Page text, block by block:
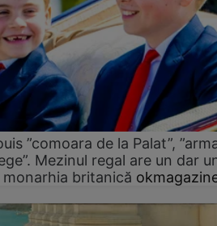
”comoara de la Palat”,
Mezinul regal are un dar
britanică